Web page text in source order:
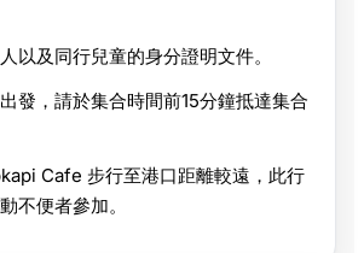
以及同行兒童的身分證明文件。
發，請於集合時間前15分鐘抵達集合
Cafe 步行至港口距離較遠，此行
不便者參加。